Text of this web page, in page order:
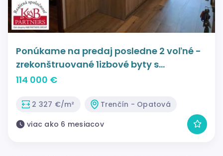
Ponúkame na predaj posledne 2 voľné -
zrekonštruované 1izbové byty s
kuchynským kútom v Trenčíne.
114 000 €
2 327 €/m²
Trenčín - Opatová
viac ako 6 mesiacov